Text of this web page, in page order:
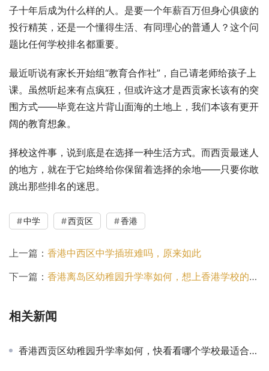
子十年后成为什么样的人。是要一个年薪百万但身心俱疲的
投行精英，还是一个懂得生活、有同理心的普通人？这个问
题比任何学校排名都重要。
最近听说有家长开始组“教育合作社”，自己请老师给孩子上
课。虽然听起来有点疯狂，但或许这才是西贡家长该有的突
围方式——毕竟在这片背山面海的土地上，我们本该有更开
阔的教育想象。
择校这件事，说到底是在选择一种生活方式。而西贡最迷人
的地方，就在于它始终给你保留着选择的余地——只要你敢
跳出那些排名的迷思。
中学 西贡区 香港
上一篇： 香港中西区中学插班难吗，原来如此
下一篇： 香港离岛区幼稚园升学率如何，想上香港学校的家长看过来吧！
相关新闻
香港西贡区幼稚园升学率如何，快看看哪个学校最适合你的孩子